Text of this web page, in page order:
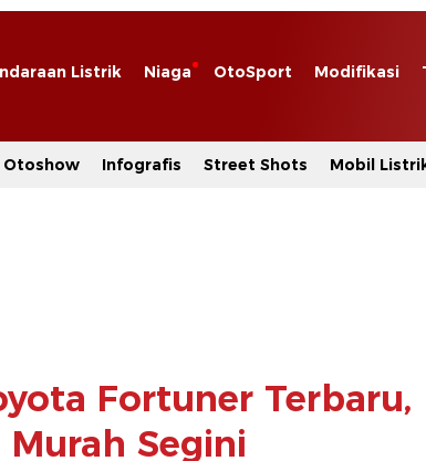
Listrik Niaga OtoSport Modifikasi
Otoshow Infografis Street Shots Mobil
Fortuner Terbaru,
Murah Segini